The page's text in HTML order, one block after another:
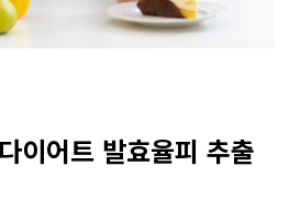
이어트 발효율피 추출